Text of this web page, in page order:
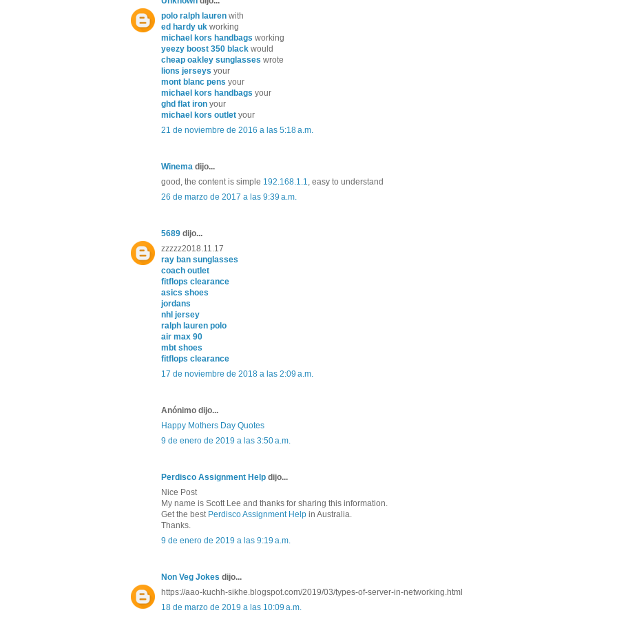
polo ralph lauren with
ed hardy uk working
michael kors handbags working
yeezy boost 350 black would
cheap oakley sunglasses wrote
lions jerseys your
mont blanc pens your
michael kors handbags your
ghd flat iron your
michael kors outlet your
21 de noviembre de 2016 a las 5:18 a.m.
Winema dijo...
good, the content is simple 192.168.1.1
, easy to understand
26 de marzo de 2017 a las 9:39 a.m.
5689 dijo...
zzzzz2018.11.17
ray ban sunglasses
coach outlet
fitflops clearance
asics shoes
jordans
nhl jersey
ralph lauren polo
air max 90
mbt shoes
fitflops clearance
17 de noviembre de 2018 a las 2:09 a.m.
Anónimo dijo...
Happy Mothers Day Quotes
9 de enero de 2019 a las 3:50 a.m.
Perdisco Assignment Help dijo...
Nice Post
My name is Scott Lee and thanks for sharing this information.
Get the best Perdisco Assignment Help in Australia.
Thanks.
9 de enero de 2019 a las 9:19 a.m.
Non Veg Jokes dijo...
https://aao-kuchh-sikhe.blogspot.com/2019/03/types-of-server-in-networking.html
18 de marzo de 2019 a las 10:09 a.m.